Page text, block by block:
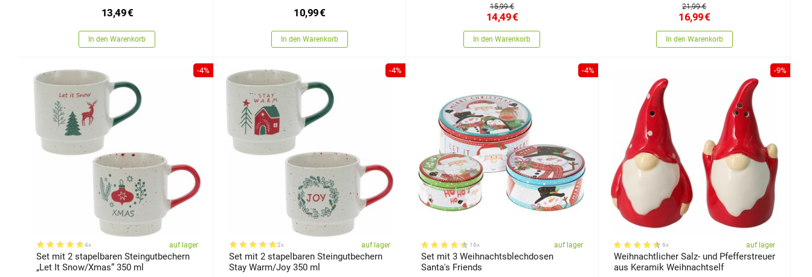
13,49€
In den Warenkorb
10,99€
In den Warenkorb
15,99 €
14,49€
In den Warenkorb
21,99 €
16,99€
In den Warenkorb
-4%
4x auf lager
Set mit 2 stapelbaren Steingutbechern
„Let It Snow/Xmas“ 350 ml
-4%
2x auf lager
Set mit 2 stapelbaren Steingutbechern
Stay Warm/Joy 350 ml
-4%
16x auf lager
Set mit 3 Weihnachtsblechdosen
Santa's Friends
-9%
6x auf lager
Weihnachtlicher Salz- und Pfefferstreuer
aus Keramik Weihnachtself